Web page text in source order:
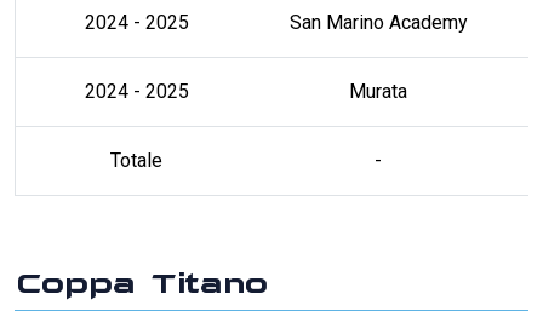
2024 - 2025 San Marino Academy
2024 - 2025 Murata
Totale -
Coppa Titano